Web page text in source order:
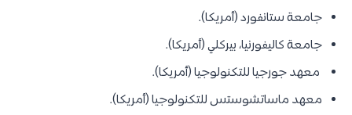
جامعة ستانفورد (أمريكا).
جامعة كاليفورنيا، بيركلي (أمريكا).
معهد جورجيا للتكنولوجيا (أمريكا).
معهد ماساتشوستس للتكنولوجيا (أمريكا).